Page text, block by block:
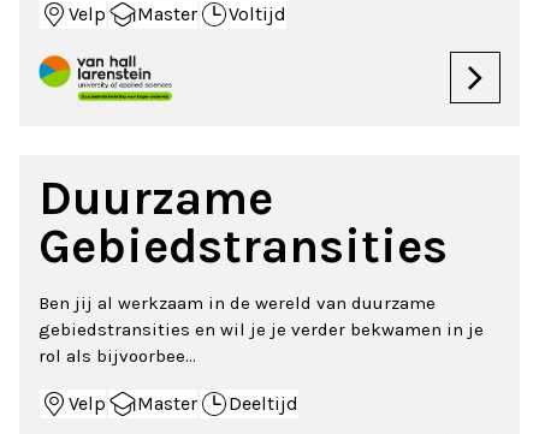
Velp Master Voltijd
Duurzame
Gebiedstransities
Ben jij al werkzaam in de wereld van duurzame
gebiedstransities en wil je je verder bekwamen in je
rol als bijvoorbee...
Velp Master Deeltijd